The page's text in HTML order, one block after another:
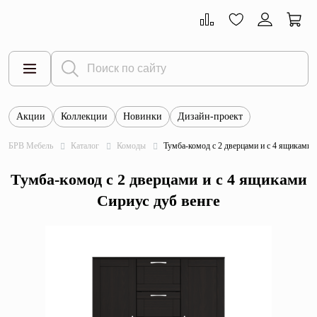
Все товары
Тумбы
Шкафы
Акции Коллекции Новинки Дизайн-проект
БРВ Мебель Каталог Комоды Тумба-комод с 2 дверцами и с 4 ящиками
Тумба-комод с 2 дверцами и с 4 ящиками
Сириус дуб венге